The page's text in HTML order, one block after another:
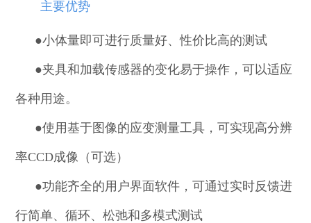
主要优势
●小体量即可进行质量好、性价比高的测试
●夹具和加载传感器的变化易于操作，可以适应
各种用途。
●使用基于图像的应变测量工具，可实现高分辨
率CCD成像（可选）
●功能齐全的用户界面软件，可通过实时反馈进
行简单、循环、松弛和多模式测试